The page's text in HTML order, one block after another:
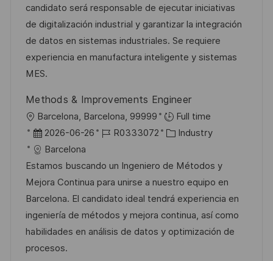
m
d
e
r
V
r
ö
f
f
e
n
t
l
i
c
I
D
g
o
r
i
candidato será responsable de ejecutar iniciativas
de digitalización industrial y garantizar la integración
de datos en sistemas industriales. Se requiere
experiencia en manufactura inteligente y sistemas
MES.
Methods & Improvements Engineer
O
r
t
Barcelona, Barcelona, 99999
Full time
D
a
t
u
m
d
e
r
2026-06-26
J
b
-
I
D
R0333072
K
t
e
g
o
r
Industry
Barcelona
Estamos buscando un Ingeniero de Métodos y
Mejora Continua para unirse a nuestro equipo en
Barcelona. El candidato ideal tendrá experiencia en
ingeniería de métodos y mejora continua, así como
habilidades en análisis de datos y optimización de
procesos.